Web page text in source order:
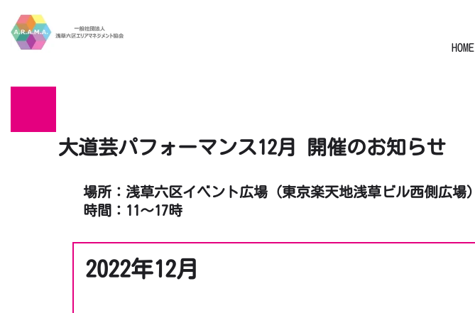
HOME
大道芸パフォーマンス12月 開催のお知らせ
場所：浅草六区イベント広場（東京楽天地浅草ビル西側広場）
時間：11～17時
2022年12月